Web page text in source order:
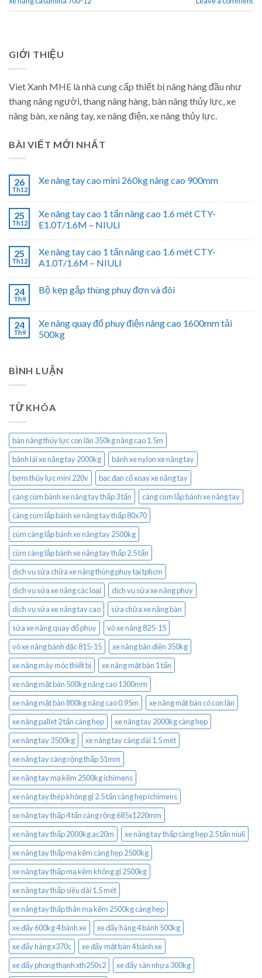
GIỚI THIỆU
Viet Xanh MHE là nhà cung cấp thiết bị nâng hàng đầu như
thang nâng người, thang nâng hàng, bàn nâng thủy lực, xe
nâng bàn, xe nâng tay, xe nâng điện, xe nâng thủy lực.
BÀI VIẾT MỚI NHẤT
26
Th12
Xe nâng tay cao mini 260kg nâng cao 900mm
25
Th12
Xe nâng tay cao 1 tấn nâng cao 1.6 mét CTY-
E1.0T/1.6M – NIULI
25
Th12
Xe nâng tay cao 1 tấn nâng cao 1.6 mét CTY-
A1.0T/1.6M – NIULI
24
Th9
Bộ kẹp gắp thùng phuy đơn và đôi
24
Th9
Xe nâng quay đổ phuy điện nâng cao 1600mm tải
500kg
BÌNH LUẬN
TỪ KHÓA
bàn nâng thủy lực con lăn 350kg nâng cao 1.5m
bánh lái xe nâng tay 2000kg
bánh xe nylon xe nâng tay
bơm thủy lực mini 220v
bạc đạn cổ xoay xe nâng tay
càng cùm bánh xe nâng tay thấp 3 tấn
càng cùm lắp bánh xe nâng tay
càng cùm lắp bánh xe nâng tay thấp 80x70
cùm càng lắp bánh xe nâng tay 2500kg
cùm càng lắp bánh xe nâng tay thấp 2.5 tấn
dịch vụ sửa chữa xe nâng thùng phuy tại tphcm
dịch vụ sửa xe nâng các loại
dịch vụ sửa xe nâng phuy
dịch vụ sửa xe nâng tay cao
sửa chữa xe nâng bàn
sửa xe nâng quay đổ phuy
vỏ xe nâng 825-15
vỏ xe nâng bánh đặc 815-15
xe nâng bàn điện 350kg
xe nâng máy móc thiết bị
xe nâng mặt bàn 1 tấn
xe nâng mặt bàn 500kg nâng cao 1300mm
xe nâng mặt bàn 800kg nâng cao 0.95m
xe nâng mặt bàn có con lăn
xe nâng pallet 2 tấn càng hẹp
xe nâng tay 2000kg càng hẹp
xe nâng tay 3500kg
xe nâng tay càng dài 1.5 mét
xe nâng tay càng rộng thấp 51mm
xe nâng tay mạ kẽm 2500kg ichimens
xe nâng tay thép không gỉ 2.5 tấn càng hẹp ichimens
xe nâng tay thấp 4 tấn càng rộng 685x1220mm
xe nâng tay thấp 2000kg ac20m
xe nâng tay thấp càng hẹp 2.5 tấn niuli
xe nâng tay thấp mạ kẽm càng hẹp 2500kg
xe nâng tay thấp mạ kẽm không gỉ 2500kg
xe nâng tay thấp siêu dài 1.5 mét
xe nâng tay thấp thân mạ kẽm 2500kg càng hẹp
xe đẩy 600kg 4 bánh xe
xe đẩy hàng 4 bánh 500kg
xe đẩy hàng x370c
xe đẩy mặt bàn 4 bánh xe
xe đẩy phong thạnh xth250s2
xe đẩy sàn nhựa 300kg